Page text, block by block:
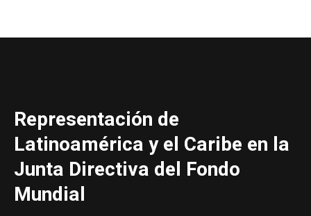
Representación de
Latinoamérica y el Caribe en la
Junta Directiva del Fondo
Mundial